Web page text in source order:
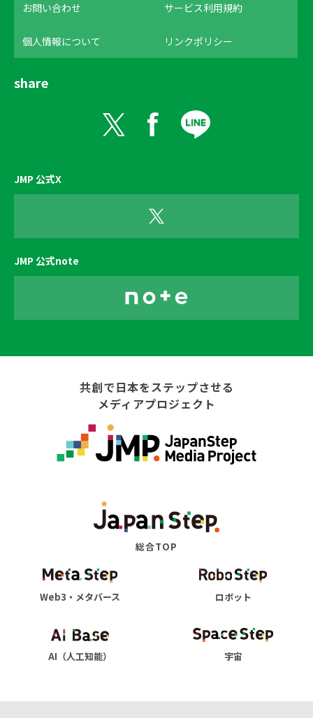
お問い合わせ サービス利用規約
個人情報について リンクポリシー
share
JMP 公式X
JMP 公式note
共創で日本をステップさせる
メディアプロジェクト
総合TOP
Web3・メタバース ロボット
AI（人工知能） 宇宙